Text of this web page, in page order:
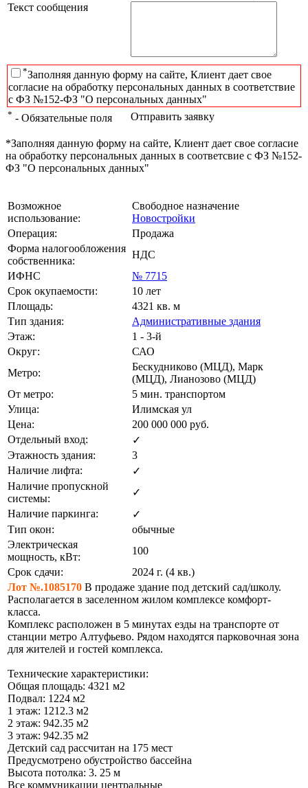
Текст сообщения
*Заполняя данную форму на сайте, Клиент дает свое
согласие на обработку персональных данных в соответствие
с ФЗ №152-ФЗ "О персональных данных"
* - Обязательные поля Отправить заявку
*Заполняя данную форму на сайте, Клиент дает свое согласие
на обработку персональных данных в соответсвие с ФЗ №152-
ФЗ "О персональных данных"
Возможное
использование:
Свободное назначение
Новостройки
Операция:
Продажа
Форма налогообложения
собственника:
НДС
ИФНС
№ 7715
Срок окупаемости:
10 лет
Площадь:
4321 кв. м
Тип здания:
Административные здания
Этаж:
1 - 3-й
Округ:
САО
Метро:
Бескудниково (МЦД), Марк
(МЦД), Лианозово (МЦД)
От метро:
5 мин. транспортом
Улица:
Илимская ул
Цена:
200 000 000 руб.
Отдельный вход:
✓
Этажность здания:
3
Наличие лифта:
✓
Наличие пропускной
системы:
✓
Наличие паркинга:
✓
Тип окон:
обычные
Электрическая
мощность, кВт:
100
Срок сдачи:
2024 г. (4 кв.)
Лот №.1085170 В продаже здание под детский сад/школу.
Располагается в заселенном жилом комплексе комфорт-
класса.
Комплекс расположен в 5 минутах езды на транспорте от
станции метро Алтуфьево. Рядом находятся парковочная зона
для жителей и гостей комплекса.
Технические характеристики:
Общая площадь: 4321 м2
Подвал: 1224 м2
1 этаж: 1212.3 м2
2 этаж: 942.35 м2
3 этаж: 942.35 м2
Детский сад рассчитан на 175 мест
Предусмотрено обустройство бассейна
Высота потолка: 3. 25 м
Все коммуникации центральные